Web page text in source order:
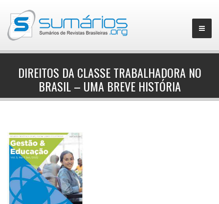
DIREITOS DA CLASSE TRABALHADORA NO
BRASIL – UMA BREVE HISTÓRIA